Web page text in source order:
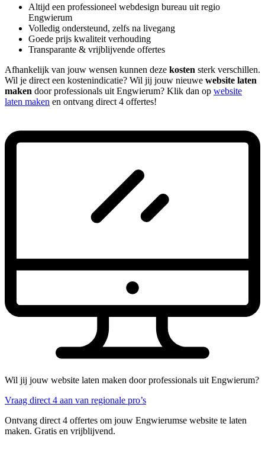
Altijd een professioneel webdesign bureau uit regio
Engwierum
Volledig ondersteund, zelfs na livegang
Goede prijs kwaliteit verhouding
Transparante & vrijblijvende offertes
Afhankelijk van jouw wensen kunnen deze kosten sterk verschillen.
Wil je direct een kostenindicatie? Wil jij jouw nieuwe website laten
maken door professionals uit Engwierum? Klik dan op website
laten maken en ontvang direct 4 offertes!
Wil jij jouw website laten maken door professionals uit Engwierum?
Vraag direct 4 aan van regionale pro’s
Ontvang direct 4 offertes om jouw Engwierumse website te laten
maken. Gratis en vrijblijvend.